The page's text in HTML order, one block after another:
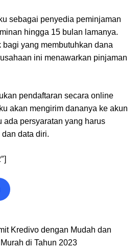
sebagai penyedia peminjaman
hingga 15 bulan lamanya.
yang membutuhkan dana
ini menawarkan pinjaman
pendaftaran secara online
akan mengirim dananya ke akun
ada persyaratan yang harus
data diri.